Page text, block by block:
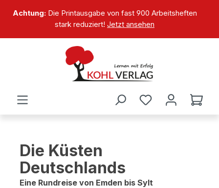
springen
Achtung:Die Printausgabe von fast 900 Arbeitsheften
stark reduziert! Jetzt ansehen
Die Küsten
Deutschlands
Eine Rundreise von Emden bis Sylt